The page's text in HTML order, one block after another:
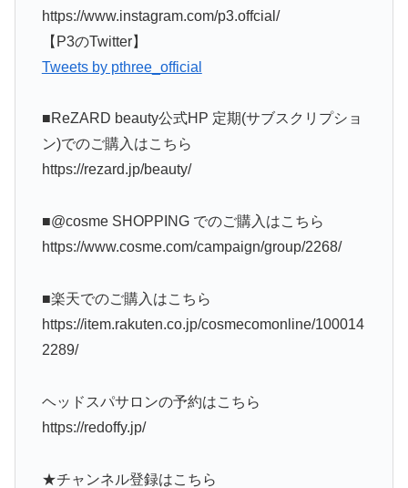
https://www.instagram.com/p3.offcial/
【P3のTwitter】
Tweets by pthree_official
■ReZARD beauty公式HP 定期(サブスクリプショ
ン)でのご購入はこちら
https://rezard.jp/beauty/
■@cosme SHOPPING でのご購入はこちら
https://www.cosme.com/campaign/group/2268/
■楽天でのご購入はこちら
https://item.rakuten.co.jp/cosmecomonline/100014
2289/
ヘッドスパサロンの予約はこちら
https://redoffy.jp/
★チャンネル登録はこちら